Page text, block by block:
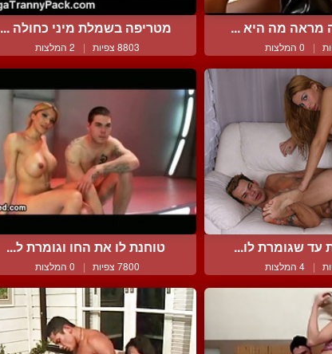
מראה מה היא ...
| 0 המלצות
מטריפה בשמלת מיני כחולה ...
8803 צפיות | 2 המלצות
עד שגומרת לו...
| 4 המלצות
טוחנת לו את החו וגומרת ל...
7800 צפיות | 0 המלצות